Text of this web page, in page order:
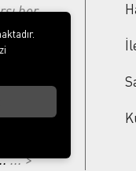
her
... >